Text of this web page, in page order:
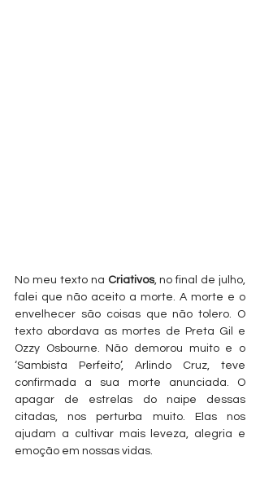
No meu texto na Criativos, no final de julho,
falei que não aceito a morte. A morte e o
envelhecer são coisas que não tolero. O
texto abordava as mortes de Preta Gil e
Ozzy Osbourne. Não demorou muito e o
‘Sambista Perfeito’, Arlindo Cruz, teve
confirmada a sua morte anunciada. O
apagar de estrelas do naipe dessas
citadas, nos perturba muito. Elas nos
ajudam a cultivar mais leveza, alegria e
emoção em nossas vidas.